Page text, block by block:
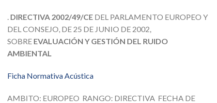
. DIRECTIVA 2002/49/CE DEL PARLAMENTO EUROPEO Y
DEL CONSEJO, DE 25 DE JUNIO DE 2002,
SOBRE EVALUACIÓN Y GESTIÓN DEL RUIDO
AMBIENTAL
Ficha Normativa Acústica
AMBITO: EUROPEO RANGO: DIRECTIVA FECHA DE